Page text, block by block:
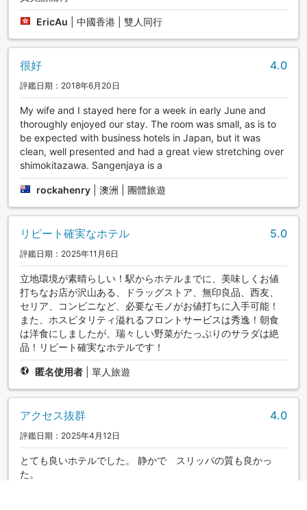
EricAu 中國香港 | 雙人同行
很好 4.0
評鑑日期：2018年6月20日
My wife and I stayed here for a week in early June and
thoroughly enjoyed our stay. The room was small, as is to
be expected with business hotels in Japan, but it was
clean, well presented and had a great view stretching over
shimokitazawa. Sangenjaya is a
rockahenry 澳洲 | 團體旅遊
リピート確実なホテル 5.0
評鑑日期：2025年11月6日
立地環境が素晴らしい！駅からホテルまでに、美味しくお値
打ちなお店が沢山ある、ドラッグストア、無印良品、西友、
セリア、コンビニなど、必要なモノがお値打ちに入手可能！
また、ホスピタリティ溢れるフロントサービスは秀逸！朝食
は洋食にしましたが、瑞々しい野菜がたっぷりのサラダは絶
品！リピート確実なホテルです！
匿名使用者 單人旅遊
アクセス抜群 4.0
評鑑日期：2025年4月12日
とても良いホテルでした。 静かで スリッパの質も良かっ
た。